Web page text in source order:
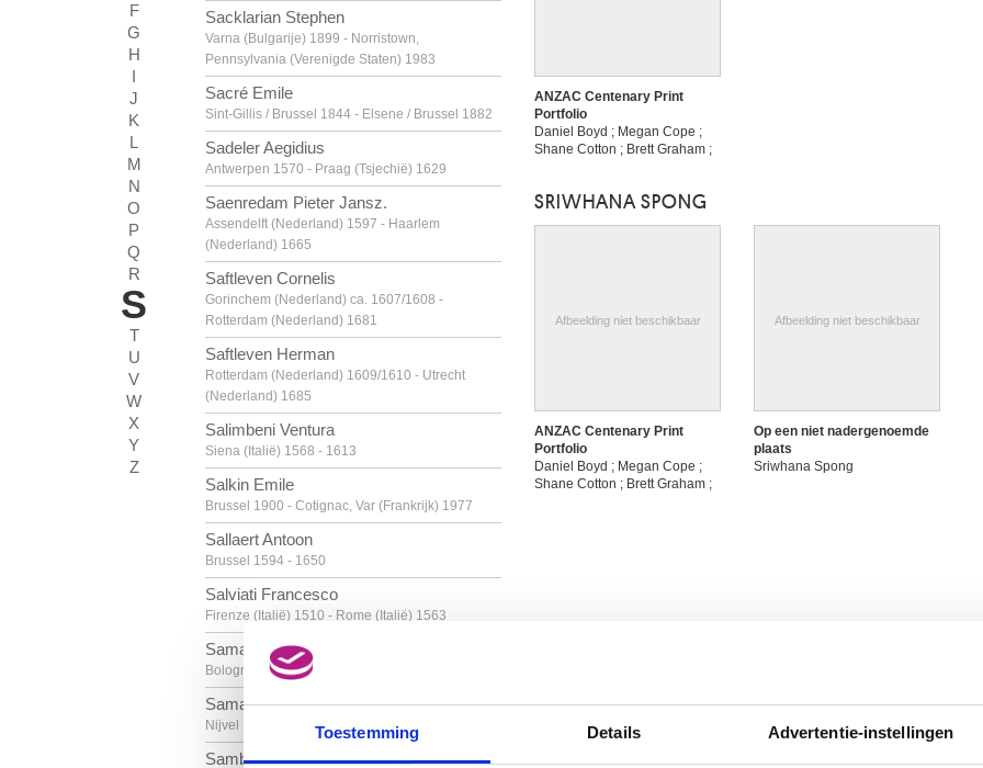
Toestemming Details Advertentie-instellingen
F
G
H
I
J
K
L
M
N
O
P
Q
R
S
T
U
V
W
X
Y
Z
Sacklarian Stephen
Varna (Bulgarije) 1899 - Norristown,
Pennsylvania (Verenigde Staten) 1983
Sacré Emile
Sint-Gillis / Brussel 1844 - Elsene / Brussel 1882
Sadeler Aegidius
Antwerpen 1570 - Praag (Tsjechië) 1629
Saenredam Pieter Jansz.
Assendelft (Nederland) 1597 - Haarlem
(Nederland) 1665
Saftleven Cornelis
Gorinchem (Nederland) ca. 1607/1608 -
Rotterdam (Nederland) 1681
Saftleven Herman
Rotterdam (Nederland) 1609/1610 - Utrecht
(Nederland) 1685
Salimbeni Ventura
Siena (Italië) 1568 - 1613
Salkin Emile
Brussel 1900 - Cotignac, Var (Frankrijk) 1977
Sallaert Antoon
Brussel 1594 - 1650
Salviati Francesco
Firenze (Italië) 1510 - Rome (Italië) 1563
Samacchini Orazio
Bologna (Italië) 1532 - 1577
Samain Louis
Nijvel 1834 - Brussel 1901
Samba Chéri
ANZAC Centenary Print
Portfolio
Daniel Boyd ; Megan Cope ;
Shane Cotton ; Brett Graham ;
Sangeeta Sandrasegar ;
SRIWHANA SPONG
Afbeelding niet beschikbaar
ANZAC Centenary Print
Portfolio
Daniel Boyd ; Megan Cope ;
Shane Cotton ; Brett Graham ;
Afbeelding niet beschikbaar
Op een niet nadergenoemde
plaats
Sriwhana Spong